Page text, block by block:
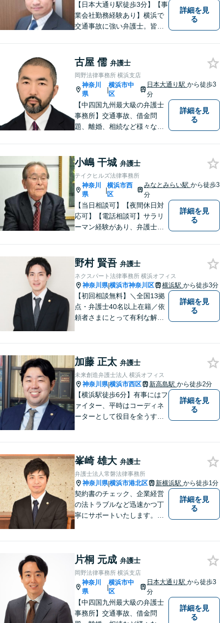
【日本大通り駅徒歩3分】【事
業会社勤務経験あり】横浜で
交通事故に強い弁護士。皆様
最大限サポートいたします。
初回無料相談にて、お気軽に
ご相談くださいませ。
詳細を見
る
古屋 儒 弁護士
岡野法律事務所 横浜支店
神奈川
県
|
横浜市中
区
日本大通り駅から徒歩3
分
【中四国九州最大級の弁護士
事務所】交通事故、借金問
題、離婚、相続など様々な問
まずはお気軽にご相談くださ
い！
詳細を見
る
小嶋 干城 弁護士
テイクヒルズ法律事務所
神奈川
県
|
横浜市西
区
みなとみらい駅から徒歩3
分
【当日相談可】【夜間休日対
応可】【電話相談可】サラリ
ーマン経験があり、弁護士と
詳細を見
る
野村 賢吾 弁護士
ネクスパート法律事務所 横浜オフィス
神奈川県|横浜市神奈川区 横浜駅 から徒歩3分
【初回相談無料】＼全国13拠
点・弁護士40名以上在籍／依
頼者さまにとって有利な解決
事件など、ご相談ください
【夜間・休日対応】
詳細を見
る
加藤 正太 弁護士
未来創造弁護士法人 横浜オフィス
神奈川県|横浜市西区 新高島駅 から徒歩2分
【横浜駅徒歩6分】有事にはフ
ァイター、平時はコーディネ
ーターとして役目を全うする
します。【独占禁止法・下請
法の著書執筆】
詳細を見
る
峯崎 雄大 弁護士
弁護士法人常磐法律事務所
神奈川県|横浜市港北区 新横浜駅 から徒歩1分
契約書のチェック、企業経営
の法トラブルなど迅速かつ丁
寧にサポートいたします。ど
詳細を見
る
片桐 元成 弁護士
岡野法律事務所 横浜支店
神奈川
県
|
横浜市中
区
日本大通り駅から徒歩3
分
【中四国九州最大級の弁護士
事務所】交通事故、借金問
詳細を見
る